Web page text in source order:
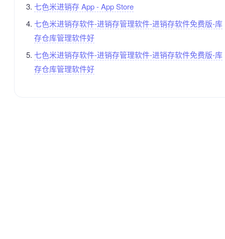
‎七色米进销存 App - App Store
七色米进销存软件-进销存管理软件-进销存软件免费版-库
存仓库管理软件好
七色米进销存软件-进销存管理软件-进销存软件免费版-库
存仓库管理软件好